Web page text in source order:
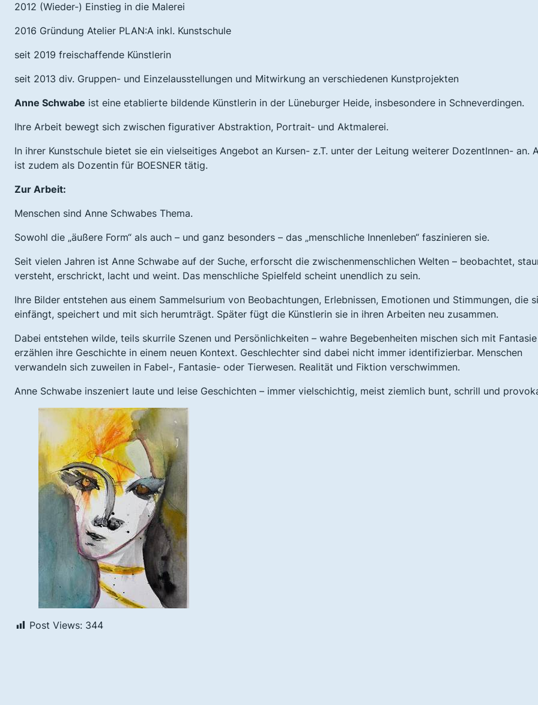
2012 (Wieder-) Einstieg in die Malerei
2016 Gründung Atelier PLAN:A inkl. Kunstschule
seit 2019 freischaffende Künstlerin
seit 2013 div. Gruppen- und Einzelausstellungen und Mitwirkung an verschiedenen Kunstprojekten
Anne Schwabe ist eine etablierte bildende Künstlerin in der Lüneburger Heide, insbesondere in Schneverdingen.
Ihre Arbeit bewegt sich zwischen figurativer Abstraktion, Portrait‑ und Aktmalerei.
In ihrer Kunstschule bietet sie ein vielseitiges Angebot an Kursen- z.T. unter der Leitung weiterer DozentInnen- an.
ist zudem als Dozentin für BOESNER tätig.
Zur Arbeit:
Menschen sind Anne Schwabes Thema.
Sowohl die „äußere Form“ als auch – und ganz besonders – das „menschliche Innenleben“ faszinieren sie.
Seit vielen Jahren ist Anne Schwabe auf der Suche, erforscht die zwischenmenschlichen Welten – beobachtet,
versteht, erschrickt, lacht und weint. Das menschliche Spielfeld scheint unendlich zu sein.
Ihre Bilder entstehen aus einem Sammelsurium von Beobachtungen, Erlebnissen, Emotionen und Stimmungen, die
einfängt, speichert und mit sich herumträgt. Später fügt die Künstlerin sie in ihren Arbeiten neu zusammen.
Dabei entstehen wilde, teils skurrile Szenen und Persönlichkeiten – wahre Begebenheiten mischen sich mit
erzählen ihre Geschichte in einem neuen Kontext. Geschlechter sind dabei nicht immer identifizierbar. Menschen
verwandeln sich zuweilen in Fabel-, Fantasie- oder Tierwesen. Realität und Fiktion verschwimmen.
Anne Schwabe inszeniert laute und leise Geschichten – immer vielschichtig, meist ziemlich bunt, schrill und
Post Views: 344